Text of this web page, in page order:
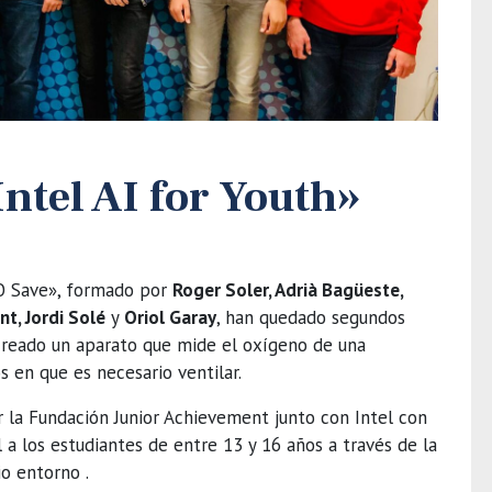
AI for Youth»
Save», formado por Roger Soler, Adrià Bagüeste,
Jordi Solé y Oriol Garay, han quedado segundos
un aparato que mide el oxígeno de una
en que es necesario ventilar.
Fundación Junior Achievement junto con Intel con
los estudiantes de entre 13 y 16 años a través de la
entorno .